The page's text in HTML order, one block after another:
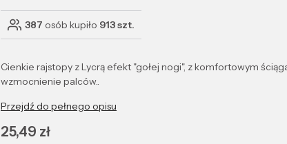
387 osób kupiło 913 szt.
Cienkie rajstopy z Lycrą efekt "gołej nogi", z komfortowym
wzmocnienie palców..
Przejdź do pełnego opisu
Cena
25,49 zł